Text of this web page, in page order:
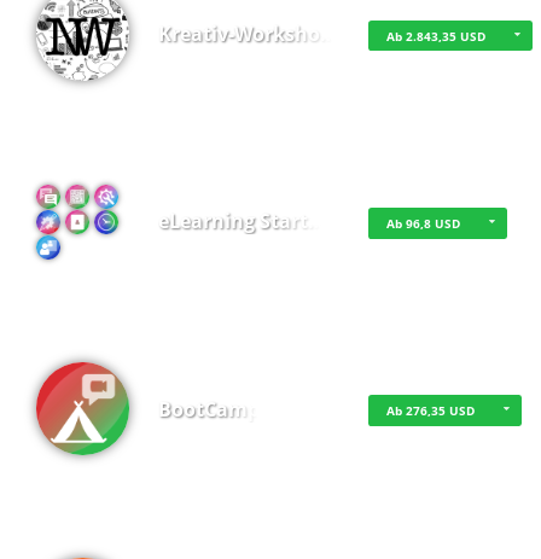
Kreativ-Worksho… Ab 2.843,35 USD
eLearning Start… Ab 96,8 USD
BootCamp Ab 276,35 USD